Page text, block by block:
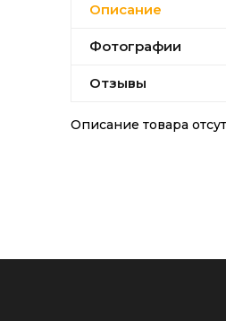
Описание
Фотографии
Отзывы
Описание товара